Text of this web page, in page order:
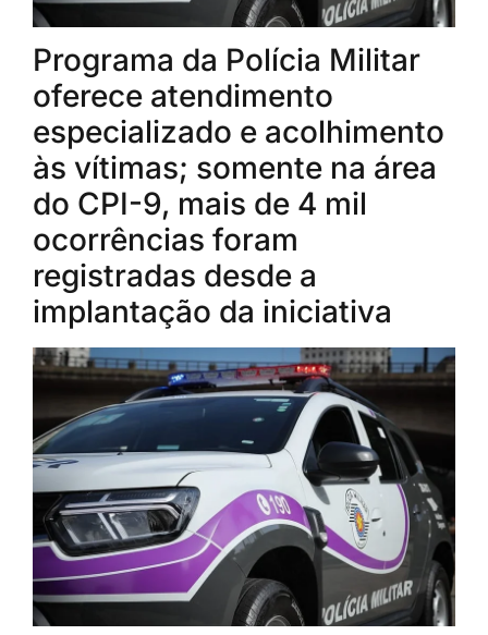
Programa da Polícia Militar
oferece atendimento
especializado e acolhimento
às vítimas; somente na área
do CPI-9, mais de 4 mil
ocorrências foram
registradas desde a
implantação da iniciativa